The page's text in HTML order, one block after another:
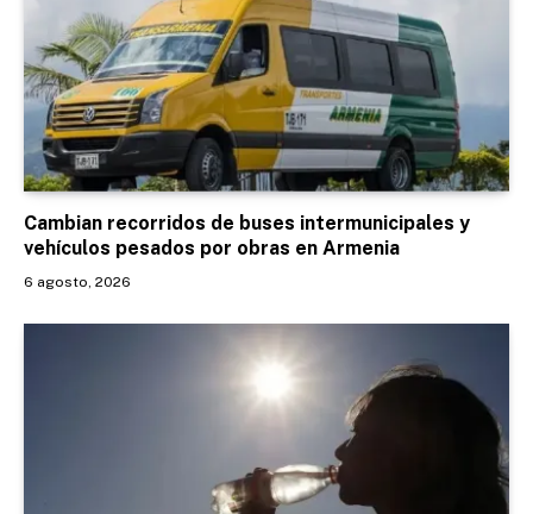
Cambian recorridos de buses intermunicipales y
vehículos pesados por obras en Armenia
6 agosto, 2026